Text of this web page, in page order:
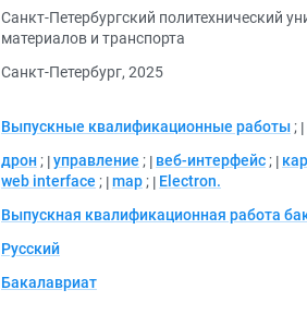
Санкт-Петербургский политехнический
материалов и транспорта
Санкт-Петербург, 2025
Выпускные квалификационные работы ;
дрон ; управление ; веб-интерфейс ;
web interface ; map ;
Electron.
Выпускная квалификационная работа
Русский
Бакалавриат